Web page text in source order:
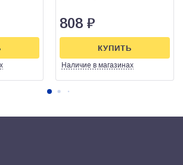
808 ₽
Наличие в магазинах
КУПИТЬ